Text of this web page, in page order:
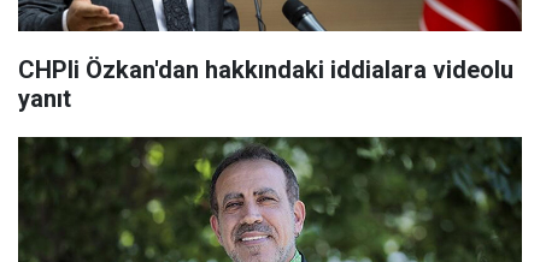
CHPli Özkan'dan hakkındaki iddialara videolu
yanıt